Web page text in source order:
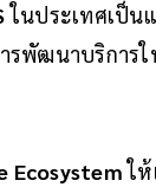
ในประเทศเป็น
รพัฒนาบริการ
Ecosystemใ